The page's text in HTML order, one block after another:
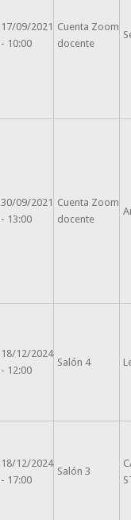
17/09/2021
- 10:00
Cuenta Zoom
docente
30/09/2021
- 13:00
Cuenta Zoom
docente
18/12/2024
- 12:00
Salón 4
18/12/2024
- 17:00
Salón 3